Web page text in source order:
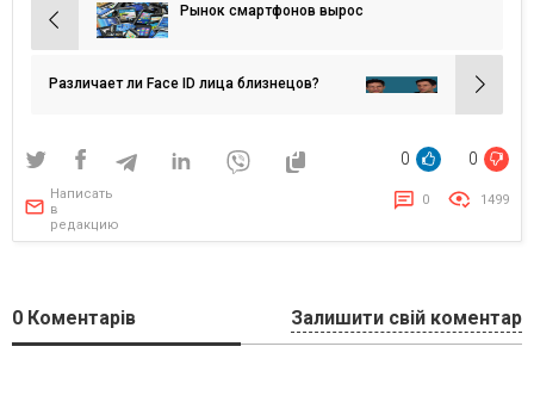
Навигация
по
записям
Рынок смартфонов вырос
Различает ли Face ID лица близнецов?
0 0
Написать
в
редакцию
0 1499
0 Коментарів Залишити свій коментар